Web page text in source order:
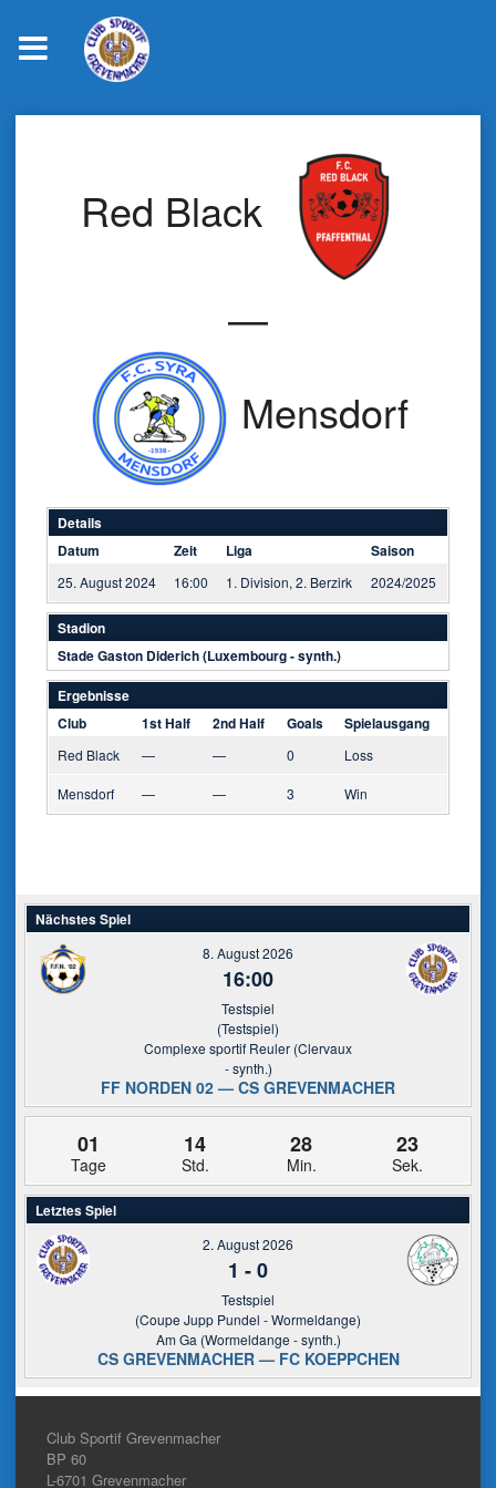
Red Black
—
Mensdorf
Details
Datum
Zeit Liga Saison
25. August 2024 16:00 1. Division, 2. Berzirk 2024/2025
Stadion
Stade Gaston Diderich (Luxembourg - synth.)
Ergebnisse
Club
1st Half 2nd Half Goals Spielausgang
Red Black — — 0 Loss
Mensdorf — — 3 Win
Nächstes Spiel
8. August 2026
16:00
Testspiel
(Testspiel)
Complexe sportif Reuler (Clervaux
- synth.)
FF NORDEN 02 — CS GREVENMACHER
01
Tage
14
Std.
28
Min.
23
Sek.
Letztes Spiel
2. August 2026
1 -0
Testspiel
(Coupe Jupp Pundel - Wormeldange)
Am Ga (Wormeldange - synth.)
CS GREVENMACHER — FC KOEPPCHEN
Club Sportif Grevenmacher
BP 60
L-6701 Grevenmacher